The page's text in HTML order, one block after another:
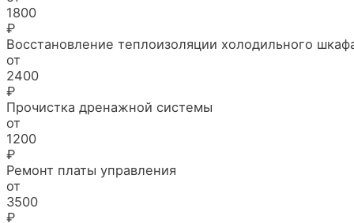
1800
₽
Восстановление теплоизоляции холодильного
от
2400
₽
Прочистка дренажной системы
от
1200
₽
Ремонт платы управления
от
3500
₽